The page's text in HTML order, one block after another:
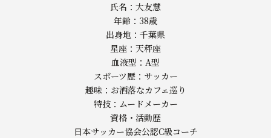
氏名：大友慧
年齢：38歳
出身地：千葉県
星座：天秤座
血液型：A型
スポーツ歴：サッカー
趣味：お洒落なカフェ巡り
特技：ムードメーカー
資格・活動歴
日本サッカー協会公認C級コーチ